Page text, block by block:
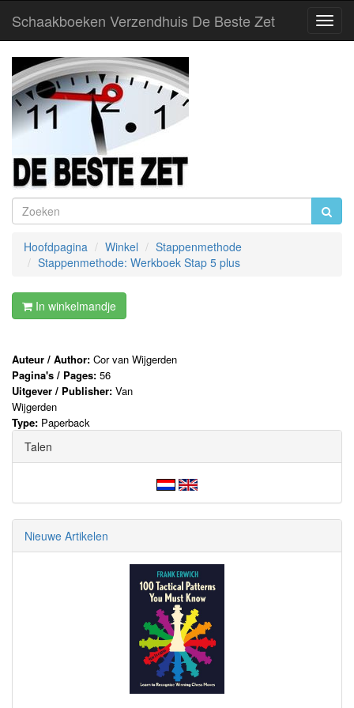
Schaakboeken Verzendhuis De Beste Zet
Hoofdpagina Winkel
Stappenmethode
Stappenmethode: Werkboek Stap 5 plus
In winkelmandje
Auteur / Author: Cor van Wijgerden
Pagina's / Pages: 56
Uitgever / Publisher: Van
Wijgerden
Type: Paperback
Talen
Nieuwe Artikelen